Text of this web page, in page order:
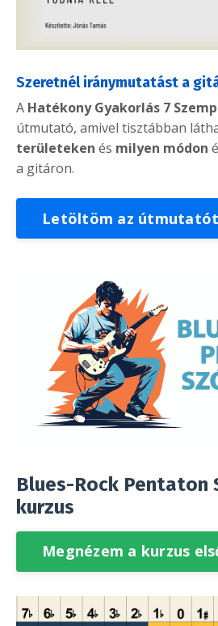
Szeretnél iránymutatást a
A Hatékony Gyakorlás 7
útmutató, amivel tisztábban
területeken és milyen módon
a gitáron.
Letöltöm az útmutatót
Blues-Rock Pentaton
kurzus
Megnézem a kurzus